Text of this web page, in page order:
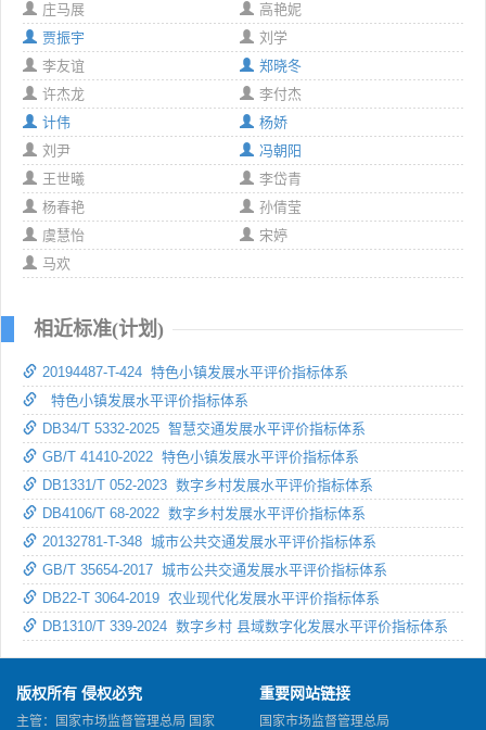
庄马展
高艳妮
贾振宇
刘学
李友谊
郑晓冬
许杰龙
李付杰
计伟
杨娇
刘尹
冯朝阳
王世曦
李岱青
杨春艳
孙倩莹
虞慧怡
宋婷
马欢
相近标准(计划)
20194487-T-424 特色小镇发展水平评价指标体系
特色小镇发展水平评价指标体系
DB34/T 5332-2025 智慧交通发展水平评价指标体系
GB/T 41410-2022 特色小镇发展水平评价指标体系
DB1331/T 052-2023 数字乡村发展水平评价指标体系
DB4106/T 68-2022 数字乡村发展水平评价指标体系
20132781-T-348 城市公共交通发展水平评价指标体系
GB/T 35654-2017 城市公共交通发展水平评价指标体系
DB22-T 3064-2019 农业现代化发展水平评价指标体系
DB1310/T 339-2024 数字乡村 县域数字化发展水平评价指标体系
版权所有 侵权必究
主管：国家市场监督管理总局 国家
重要网站链接
国家市场监督管理总局